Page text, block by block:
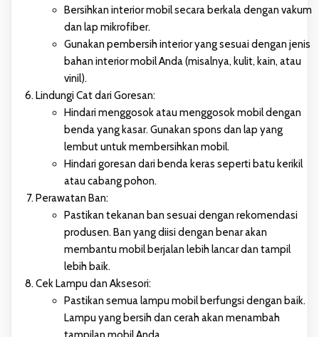
Bersihkan interior mobil secara berkala dengan vakum
dan lap mikrofiber.
Gunakan pembersih interior yang sesuai dengan jenis
bahan interior mobil Anda (misalnya, kulit, kain, atau
vinil).
Lindungi Cat dari Goresan:
Hindari menggosok atau menggosok mobil dengan
benda yang kasar. Gunakan spons dan lap yang
lembut untuk membersihkan mobil.
Hindari goresan dari benda keras seperti batu kerikil
atau cabang pohon.
Perawatan Ban:
Pastikan tekanan ban sesuai dengan rekomendasi
produsen. Ban yang diisi dengan benar akan
membantu mobil berjalan lebih lancar dan tampil
lebih baik.
Cek Lampu dan Aksesori:
Pastikan semua lampu mobil berfungsi dengan baik.
Lampu yang bersih dan cerah akan menambah